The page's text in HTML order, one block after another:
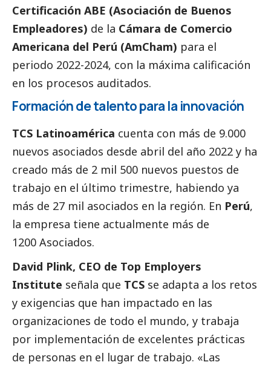
Certificación ABE (Asociación de Buenos
Empleadores) de la Cámara de Comercio
Americana del Perú (AmCham) para el
periodo 2022-2024, con la máxima calificación
en los procesos auditados.
Formación de talento para la innovación
TCS Latinoamérica cuenta con más de 9.000
nuevos asociados desde abril del año 2022 y ha
creado más de 2 mil 500 nuevos puestos de
trabajo en el último trimestre, habiendo ya
más de 27 mil asociados en la región. En Perú,
la empresa tiene actualmente más de
1200 Asociados.
David Plink, CEO de Top Employers
Institute señala que TCS se adapta a los retos
y exigencias que han impactado en las
organizaciones de todo el mundo, y trabaja
por implementación de excelentes prácticas
de personas en el lugar de trabajo. «Las